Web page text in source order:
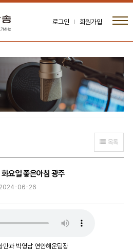
로그인 회원가입
목록
요일 좋은아침 광주
2024-06-26
만과 박영남 연안해운팀장